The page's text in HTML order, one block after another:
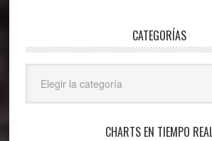
CATEGORÍAS
CHARTS EN TIEMPO